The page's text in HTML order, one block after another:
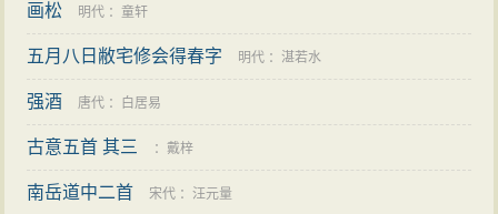
画松 明代 ：童轩
五月八日敝宅修会得春字 明代 ： 湛若水
强酒 唐代 ： 白居易
古意五首 其三 ：戴梓
南岳道中二首 宋代 ：汪元量